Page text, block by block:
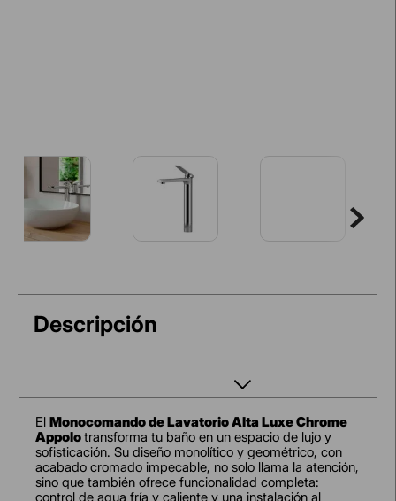
Descripción
El Monocomando de Lavatorio Alta Luxe Chrome
Appolotransforma tu baño en un espacio de lujo y
sofisticación. Su diseño monolítico y geométrico, con
acabado cromado impecable, no solo llama la atención,
sino que también ofrece funcionalidad completa:
control de agua fría y caliente y una instalación al